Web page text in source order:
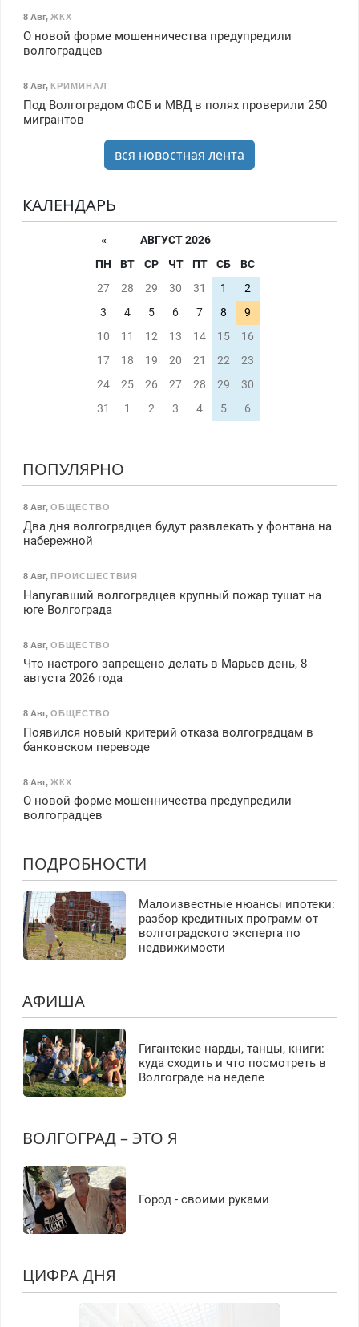
8 Авг, ЖКХ
О новой форме мошенничества предупредили
волгоградцев
8 Авг, КРИМИНАЛ
Под Волгоградом ФСБ и МВД в полях проверили 250
мигрантов
вся новостная лента
КАЛЕНДАРЬ
«
АВГУСТ 2026
ПН
ВТ СР ЧТ ПТ СБ
ВС
27
28 29 30 31 1
2
3
4 5 6 7 8
9
10
11 12 13 14 15
16
17
18 19 20 21 22
23
24
25 26 27 28 29
30
31
1 2 3 4 5 6
ПОПУЛЯРНО
8 Авг, ОБЩЕСТВО
Два дня волгоградцев будут развлекать у фонтана на
набережной
8 Авг, ПРОИСШЕСТВИЯ
Напугавший волгоградцев крупный пожар тушат на
юге Волгограда
8 Авг, ОБЩЕСТВО
Что настрого запрещено делать в Марьев день, 8
августа 2026 года
8 Авг, ОБЩЕСТВО
Появился новый критерий отказа волгоградцам в
банковском переводе
8 Авг, ЖКХ
О новой форме мошенничества предупредили
волгоградцев
ПОДРОБНОСТИ
Малоизвестные нюансы ипотеки:
разбор кредитных программ от
волгоградского эксперта по
недвижимости
АФИША
Гигантские нарды, танцы, книги:
куда сходить и что посмотреть в
Волгограде на неделе
ВОЛГОГРАД – ЭТО Я
Город - своими руками
ЦИФРА ДНЯ